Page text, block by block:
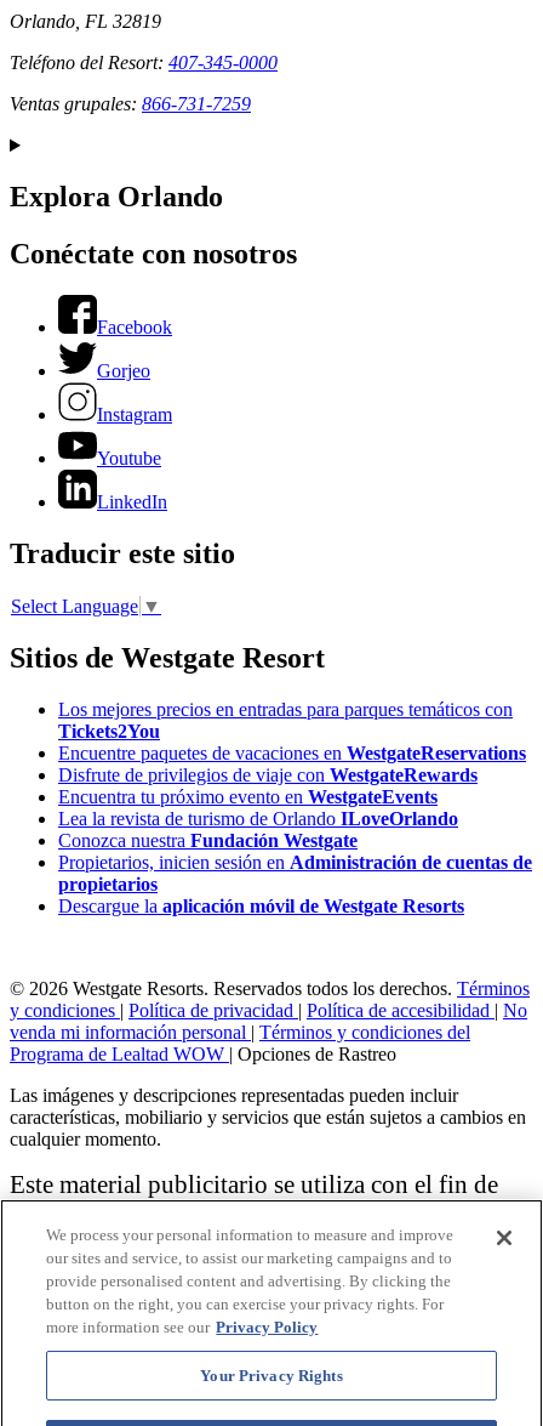
Orlando, FL 32819
Teléfono del Resort: 407-345-0000
Ventas grupales: 866-731-7259
Explora Orlando
Conéctate con nosotros
Facebook
Gorjeo
Instagram
Youtube
LinkedIn
Traducir este sitio
Select Language ▼
Sitios de Westgate Resort
Los mejores precios en entradas para parques temáticos con
Tickets2You
Encuentre paquetes de vacaciones en WestgateReservations
Disfrute de privilegios de viaje con WestgateRewards
Encuentra tu próximo evento en WestgateEvents
Lea la revista de turismo de Orlando ILoveOrlando
Conozca nuestra Fundación Westgate
Propietarios, inicien sesión en Administración de cuentas de
propietarios
Descargue la aplicación móvil de Westgate Resorts
© 2026 Westgate Resorts. Reservados todos los derechos. Términos
y condiciones | Política de privacidad | Política de accesibilidad | No
venda mi información personal | Términos y condiciones del
Programa de Lealtad WOW | Opciones de Rastreo
Las imágenes y descripciones representadas pueden incluir
características, mobiliario y servicios que están sujetos a cambios en
cualquier momento.
Este material publicitario se utiliza con el fin de
vacacional.
Aviso: las funciones de accesibilidad enumeradas aquí no pretenden
ser una lista exhaustiva o completa de todas las funciones accesibles
de la instalación,
habitaciones y / o comodidades para este Resort específico. Para
obtener información sobre nuestra política de accesibilidad, revise
nuestraPolítica de accesibilidad.
We process your personal information to measure and improve
our sites and service, to assist our marketing campaigns and to
provide personalised content and advertising. By clicking the
button on the right, you can exercise your privacy rights. For
more information see our Privacy Policy
Your Privacy Rights